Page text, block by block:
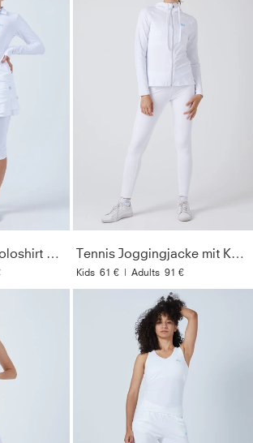
Tennis Langarm Poloshirt Damen & Mädchen, weiß Tennis Joggingjacke mit Kapuze, weiß
Kids 61 € | Adults 91 €